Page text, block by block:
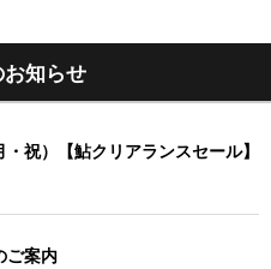
知らせ
祝）【鮎クリアランスセール】
ご案内